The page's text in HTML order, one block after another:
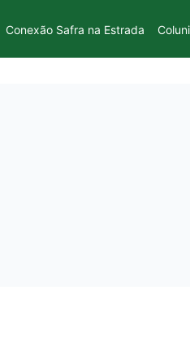
Conexão Safra na Estrada